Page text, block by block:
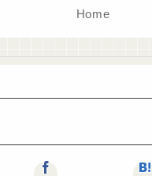
Home